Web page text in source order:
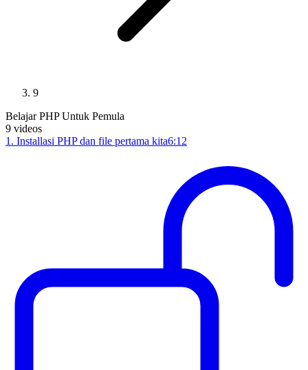
9
Belajar PHP Untuk Pemula
9 videos
1 . Installasi PHP dan file pertama kita6:12